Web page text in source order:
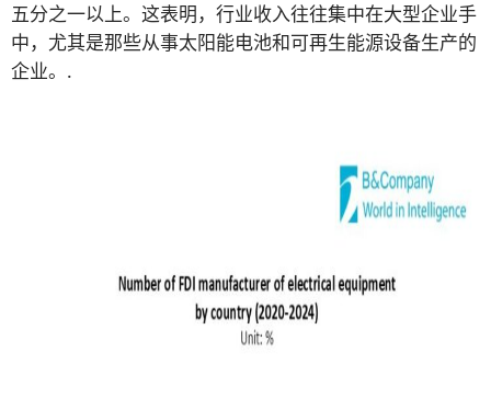
五分之一以上。这表明，行业收入往往集中在大型企业手
中，尤其是那些从事太阳能电池和可再生能源设备生产的
企业。.